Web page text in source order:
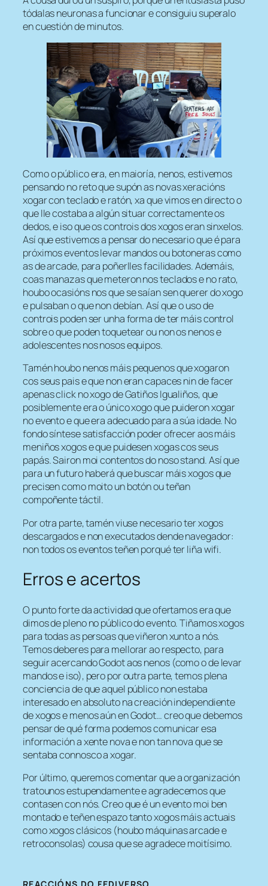
tódalas neuronas a funcionar e consiguiu superalo
en cuestión de minutos.
Como o público era, en maioría, nenos, estivemos
pensando no reto que supón as novas xeracións
xogar con teclado e ratón, xa que vimos en directo o
que lle costaba a algún situar correctamente os
dedos, e iso que os controis dos xogos eran sinxelos.
Así que estivemos a pensar do necesario que é para
próximos eventos levar mandos ou botoneras como
as de arcade, para poñerlles facilidades. Ademáis,
coas manazas que meteron nos teclados e no rato,
houbo ocasións nos que se saían sen querer do xogo
e pulsaban o que non debían. Así que o uso de
controis poden ser unha forma de ter máis control
sobre o que poden toquetear ou non os nenos e
adolescentes nos nosos equipos.
Tamén houbo nenos máis pequenos que xogaron
cos seus pais e que non eran capaces nin de facer
apenas click no xogo de Gatiños Igualiños, que
posiblemente era o único xogo que puideron xogar
no evento e que era adecuado para a súa idade. No
fondo síntese satisfacción poder ofrecer aos máis
meniños xogos e que puidesen xogas cos seus
papás. Sairon moi contentos do nosostand. Así que
para un futuro haberá que buscar máis xogos que
precisen como moito un botón ou teñan
compoñente táctil.
Por otra parte, tamén viuse necesario ter xogos
descargados e non executados dende navegador:
non todos os eventos teñen porqué ter liña wifi.
Erros e acertos
O punto forte da actividad que ofertamos era que
dimos de pleno no público do evento. Tiñamos xogos
para todas as persoas que viñeron xunto a nós.
Temos deberes para mellorar ao respecto, para
seguir acercando Godot aos nenos (como o de levar
mandos e iso), pero por outra parte, temos plena
conciencia de que aquel público non estaba
interesado en absoluto na creación independiente
de xogos e menos aún en Godot… creo que debemos
pensar de qué forma podemos comunicar esa
información a xente nova e non tan nova que se
sentaba connosco a xogar.
Por último, queremos comentar que a organización
tratounos estupendamente e agradecemos que
contasen con nós. Creo que é un evento moi ben
montado e teñen espazo tanto xogos máis actuais
como xogos clásicos (houbo máquinas arcade e
retroconsolas) cousa que se agradece moitísimo.